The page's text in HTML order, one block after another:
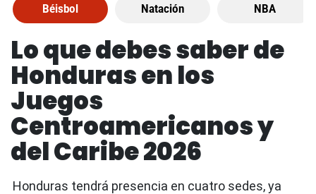
Béisbol Natación NBA
Lo que debes saber de
Honduras en los
Juegos
Centroamericanos y
del Caribe 2026
Honduras tendrá presencia en cuatro sedes, ya